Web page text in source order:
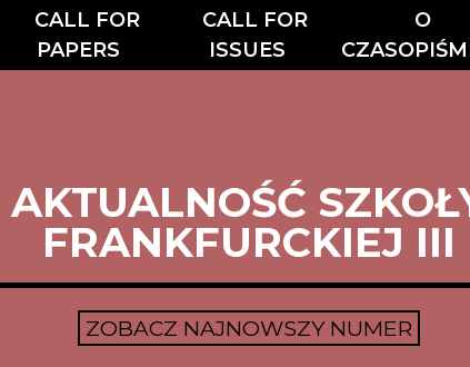
CALL FOR
PAPERS
CALL FOR
ISSUES
O
AKTUALNOŚĆ
FRANKFURCKIEJ III
ZOBACZ NAJNOWSZY NUMER